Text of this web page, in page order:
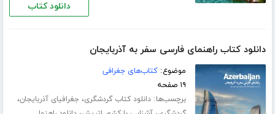
دانلود کتاب
دانلود کتاب راهنمای فارسی سفر به آذربایجان
موضوع:کتاب‌های جغرافی
۱۹ صفحه
برچسب‌ها:دانلود کتاب گردشگری، جغرافیای آذربایجان،